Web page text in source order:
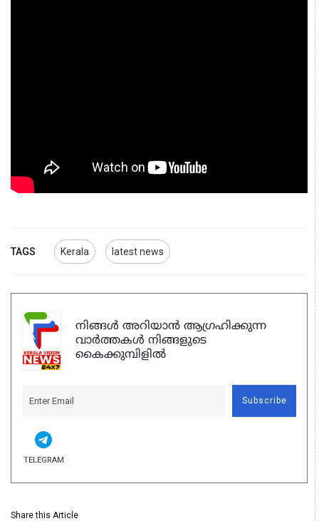
TAGS Kerala latest news
നിങ്ങൾ അറിയാൻ ആഗ്രഹിക്കുന്ന
വാർത്തകൾ നിങ്ങളുടെ
കൈക്കുമ്പിളിൽ
Subscribe
TELEGRAM
Share this Article